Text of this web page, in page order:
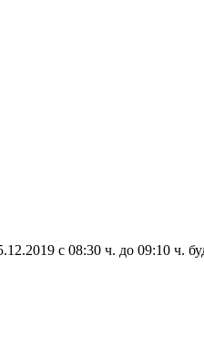
с 08:30 ч. до 09:10 ч.